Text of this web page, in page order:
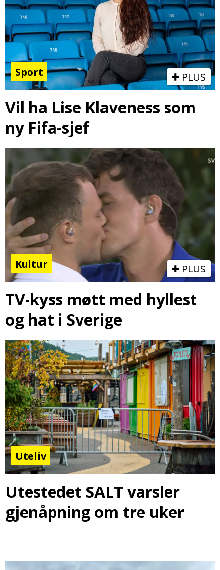
Sport PLUS
Vil ha Lise Klaveness som
ny Fifa-sjef
Kultur PLUS
TV-kyss møtt med hyllest
og hat i Sverige
Uteliv
Utestedet SALT varsler
gjenåpning om tre uker